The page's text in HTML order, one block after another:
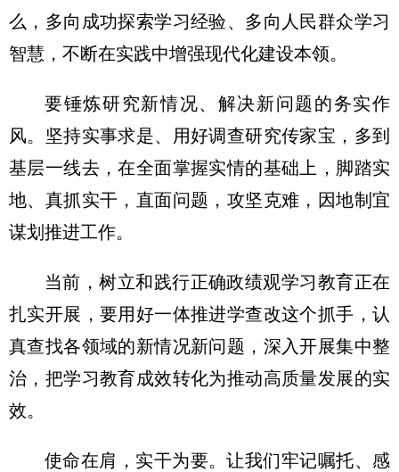
么，多向成功探索学习经验、多向人民群众学习
智慧，不断在实践中增强现代化建设本领。
要锤炼研究新情况、解决新问题的务实作
风。坚持实事求是、用好调查研究传家宝，多到
基层一线去，在全面掌握实情的基础上，脚踏实
地、真抓实干，直面问题，攻坚克难，因地制宜
谋划推进工作。
当前，树立和践行正确政绩观学习教育正在
扎实开展，要用好一体推进学查改这个抓手，认
真查找各领域的新情况新问题，深入开展集中整
治，把学习教育成效转化为推动高质量发展的实
效。
使命在肩，实干为要。让我们牢记嘱托、感